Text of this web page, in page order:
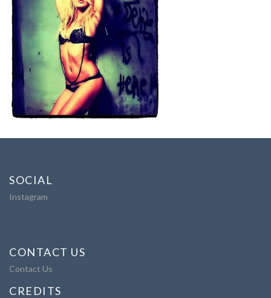
SOCIAL
Instagram
CONTACT US
Contact Us
CREDITS